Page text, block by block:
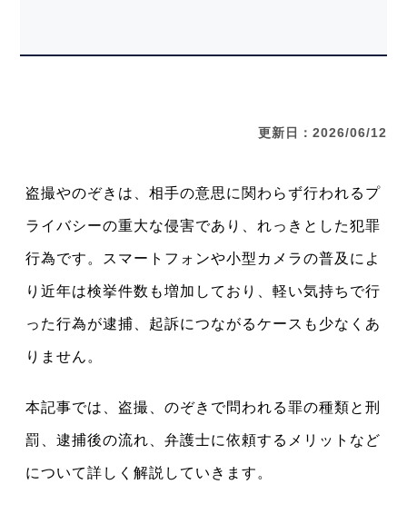
更新日：2026/06/12
盗撮やのぞきは、相手の意思に関わらず行われるプ
ライバシーの重大な侵害であり、れっきとした犯罪
行為です。スマートフォンや小型カメラの普及によ
り近年は検挙件数も増加しており、軽い気持ちで行
った行為が逮捕、起訴につながるケースも少なくあ
りません。
本記事では、盗撮、のぞきで問われる罪の種類と刑
罰、逮捕後の流れ、弁護士に依頼するメリットなど
について詳しく解説していきます。